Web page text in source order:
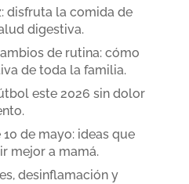
disfruta la comida de
digestiva.
de rutina: cómo
de toda la familia.
este 2026 sin dolor
de mayo: ideas que
mejor a mamá.
desinflamación y